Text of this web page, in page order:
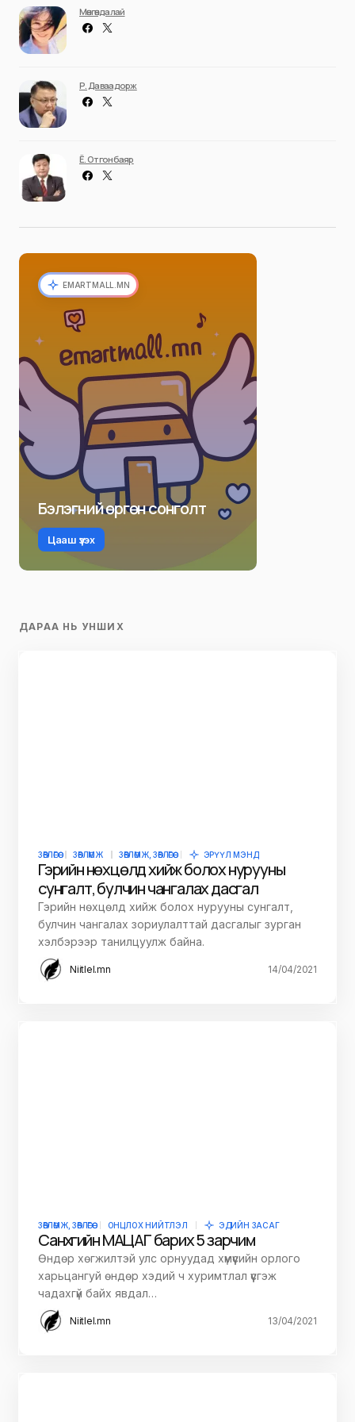
Мөнгөндалай
Р. Даваадорж
Ё. Отгонбаяр
EMARTMALL.MN
Бэлэгний өргөн сонголт
Цааш үзэх
ДАРАА НЬ УНШИХ
ЗӨВЛӨГӨӨ ЗӨВЛӨМЖ ЗӨВЛӨМЖ, ЗӨВЛӨГӨӨ ЭРҮҮЛ МЭНД
Гэрийн нөхцөлд хийж болох нурууны
сунгалт, булчин чангалах дасгал
Гэрийн нөхцөлд хийж болох нурууны сунгалт,
булчин чангалах зориулалттай дасгалыг зурган
хэлбэрээр танилцуулж байна.
Niitlel.mn 14/04/2021
ЗӨВЛӨМЖ, ЗӨВЛӨГӨӨ ОНЦЛОХ НИЙТЛЭЛ ЭДИЙН ЗАСАГ
Санхүүгийн МАЦАГ барих 5 зарчим
Өндөр хөгжилтэй улс орнуудад хүмүүсийн орлого
харьцангуй өндөр хэдий ч хуримтлал үүсгэж
чадахгүй байх явдал…
Niitlel.mn 13/04/2021